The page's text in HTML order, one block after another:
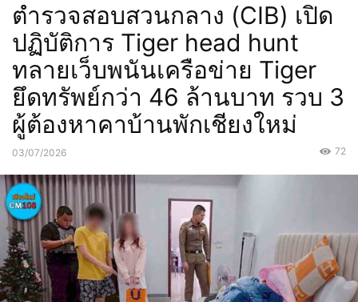
ตำรวจสอบสวนกลาง (CIB) เปิด
ปฏิบัติการ Tiger head hunt
ทลายเว็บพนันเครือข่าย Tiger
ยึดทรัพย์กว่า 46 ล้านบาท รวบ 3
ผู้ต้องหาคาบ้านพักเชียงใหม่
03/07/2026 72